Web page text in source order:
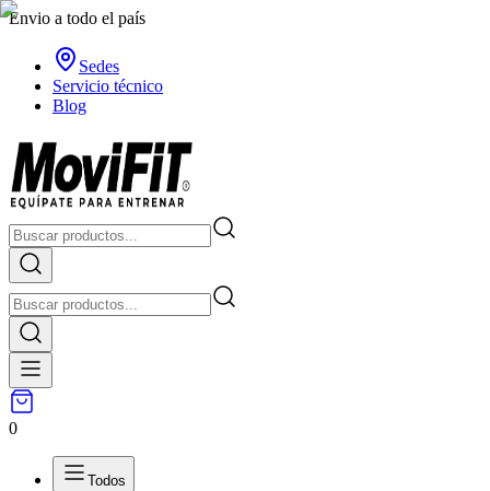
Envio a todo el país
Sedes
Servicio técnico
Blog
0
Todos